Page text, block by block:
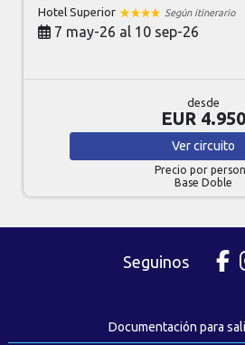
Hotel Superior
Según itinerario
7 may-26 al 10 sep-26
desde
EUR 4.950
Vercircuito
Precio por
Base Doble
Seguinos
Documentación para